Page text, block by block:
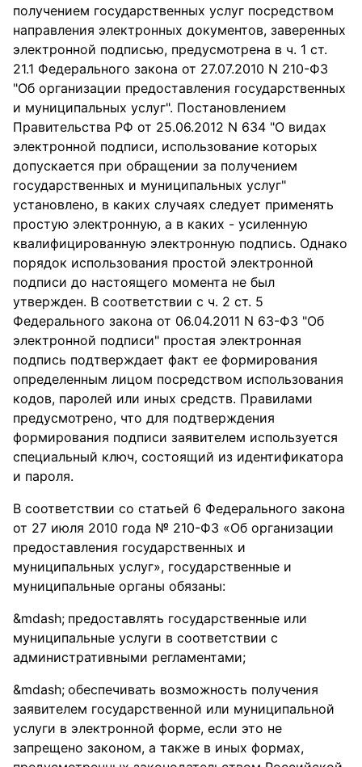
получением государственных услуг посредством
направления электронных документов, заверенных
электронной подписью, предусмотрена в ч. 1 ст.
21.1 Федерального закона от 27.07.2010 N 210-ФЗ
"Об организации предоставления государственных
и муниципальных услуг". Постановлением
Правительства РФ от 25.06.2012 N 634 "О видах
электронной подписи, использование которых
допускается при обращении за получением
государственных и муниципальных услуг"
установлено, в каких случаях следует применять
простую электронную, а в каких - усиленную
квалифицированную электронную подпись. Однако
порядок использования простой электронной
подписи до настоящего момента не был
утвержден. В соответствии с ч. 2 ст. 5
Федерального закона от 06.04.2011 N 63-ФЗ "Об
электронной подписи" простая электронная
подпись подтверждает факт ее формирования
определенным лицом посредством использования
кодов, паролей или иных средств. Правилами
предусмотрено, что для подтверждения
формирования подписи заявителем используется
специальный ключ, состоящий из идентификатора
и пароля.
В соответствии со статьей 6 Федерального закона
от 27 июля 2010 года № 210-ФЗ «Об организации
предоставления государственных и
муниципальных услуг», государственные и
муниципальные органы обязаны:
предоставлять государственные или
муниципальные услуги в соответствии с
административными регламентами;
обеспечивать возможность получения
заявителем государственной или муниципальной
услуги в электронной форме, если это не
запрещено законом, а также в иных формах,